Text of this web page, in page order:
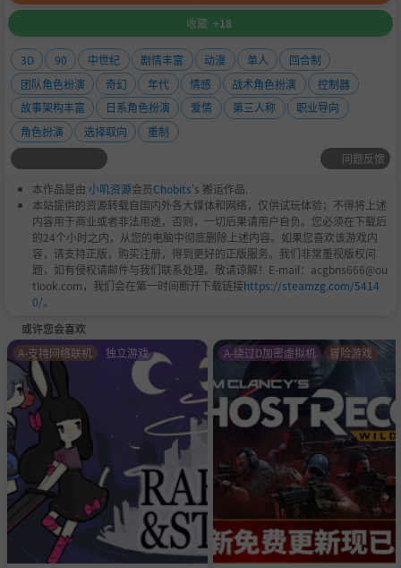
收藏 +18
3D 90 中世纪 剧情丰富 动漫 单人
回合制
团队角色扮演
奇幻 年代 情感 战术角色扮演
控制器
故事架构丰富
日系角色扮演 爱情 第三人称
职业导向
角色扮演
选择取向
重制
问题反馈
本作品是由 小叽资源会员Chobits's 搬运作品.
本站提供的资源转载自国内外各大媒体和网络，仅供试玩体验；不得将上述
内容用于商业或者非法用途，否则，一切后果请用户自负。您必须在下载后
的24个小时之内，从您的电脑中彻底删除上述内容。如果您喜欢该游戏内
容，请支持正版，购买注册，得到更好的正版服务。我们非常重视版权问
题，如有侵权请邮件与我们联系处理。敬请谅解！E-mail：acgbns666@ou
tlook.com，我们会在第一时间断开下载链接https://steamzg.com/5414
0/。
或许您会喜欢
A-支持网络联机 独立游戏 A-绕过D加密虚拟机 冒险游戏